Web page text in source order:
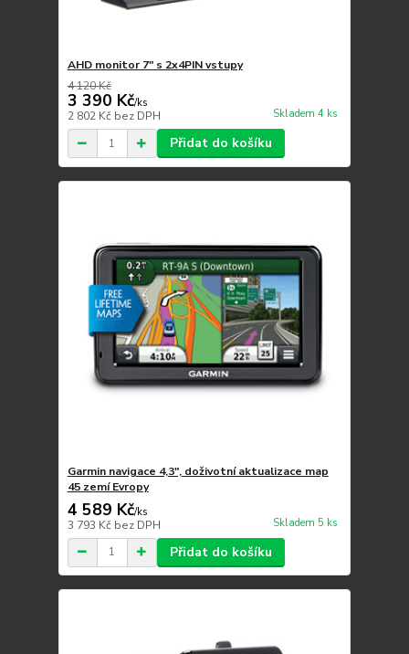
AHD monitor 7" s 2x4PIN vstupy
4 120 Kč
3 390 Kč/ks
2 802 Kč bez DPH Skladem 4 ks
Přidat do košíku
Garmin navigace 4,3", doživotní aktualizace map
45 zemí Evropy
4 589 Kč/ks
3 793 Kč bez DPH Skladem 5 ks
Přidat do košíku